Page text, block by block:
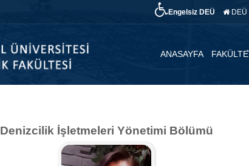
Engelsiz DEÜ DEÜ
ANASAYFA FAKÜLTE
Denizcilik İşletmeleri Yönetimi Bölümü